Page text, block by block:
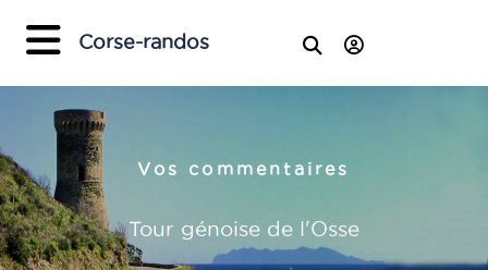
Corse-randos
Vos commentaires
Tour génoise de l'Osse